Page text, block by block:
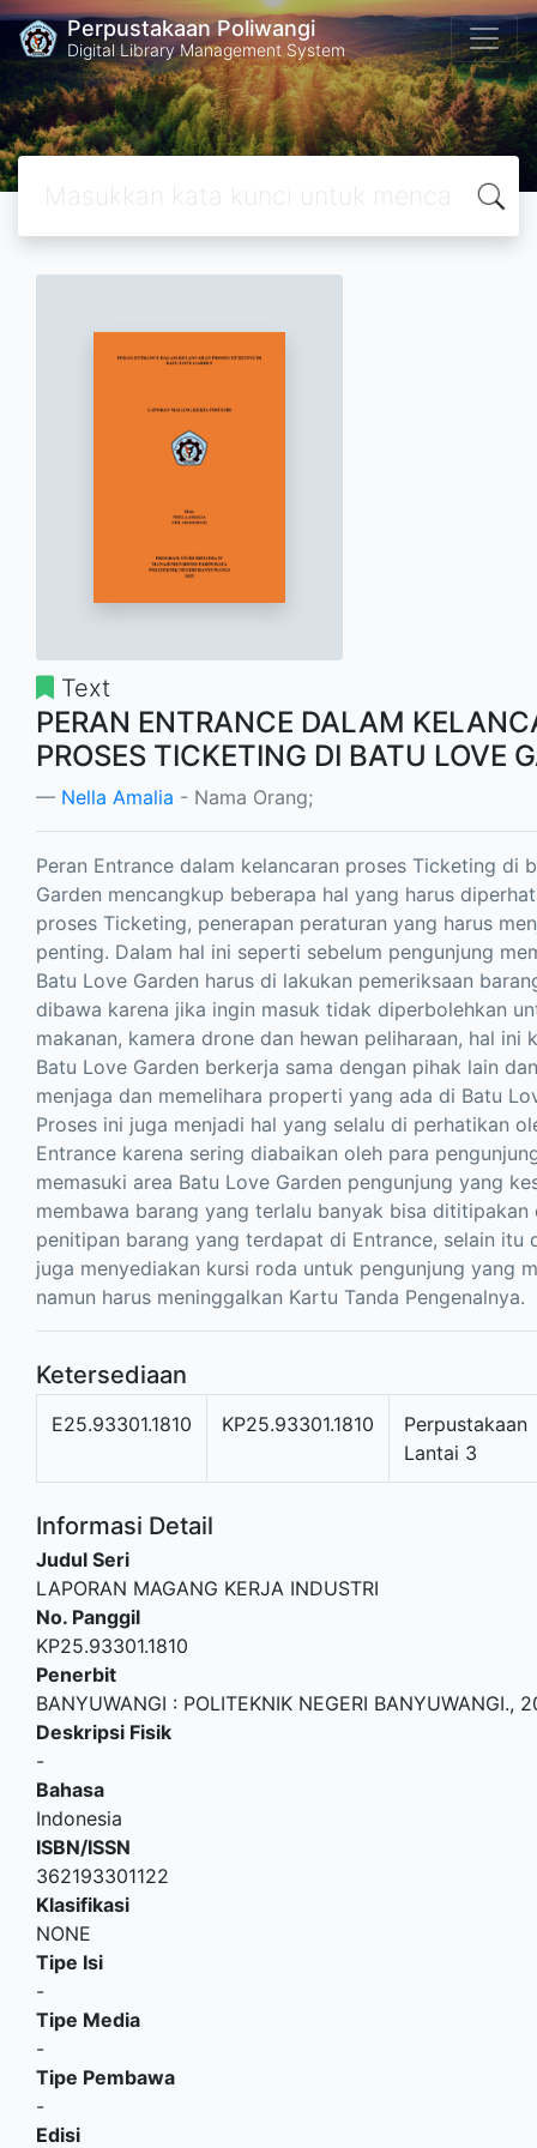
Perpustakaan Poliwangi
Digital Library Management System
Text
PERAN ENTRANCE DALAM
PROSES TICKETING DI BATU LOVE
Nella Amalia - Nama Orang;
Peran Entrance dalam kelancaran proses Ticketing di
Garden mencangkup beberapa hal yang harus
proses Ticketing, penerapan peraturan yang harus
penting. Dalam hal ini seperti sebelum pengunjung
Batu Love Garden harus di lakukan pemeriksaan
dibawa karena jika ingin masuk tidak diperbolehkan
makanan, kamera drone dan hewan peliharaan, hal ini
Batu Love Garden berkerja sama dengan pihak lain
menjaga dan memelihara properti yang ada di Batu
Proses ini juga menjadi hal yang selalu di perhatikan
Entrance karena sering diabaikan oleh para
memasuki area Batu Love Garden pengunjung yang
membawa barang yang terlalu banyak bisa
penitipan barang yang terdapat di Entrance, selain itu
juga menyediakan kursi roda untuk pengunjung yang
namun harus meninggalkan Kartu Tanda Pengenalnya.
Ketersediaan
E25.93301.1810 KP25.93301.1810
Perpustakaan
Lantai 3
Informasi Detail
Judul Seri
LAPORAN MAGANG KERJA INDUSTRI
No. Panggil
KP25.93301.1810
Penerbit
BANYUWANGI : POLITEKNIK NEGERI BANYUWANGI.,
Deskripsi Fisik
-
Bahasa
Indonesia
ISBN/ISSN
362193301122
Klasifikasi
NONE
Tipe Isi
-
Tipe Media
-
Tipe Pembawa
-
Edisi